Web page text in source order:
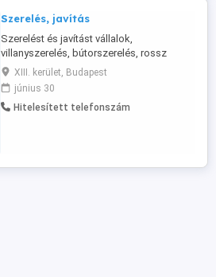
Szerelés, javítás
Szerelést és javítást vállalok,
villanyszerelés, bútorszerelés, rossz
dolgok megjavítása. Budapest és
könryékén
XIII. kerület, Budapest
június 30
Hitelesített telefonszám